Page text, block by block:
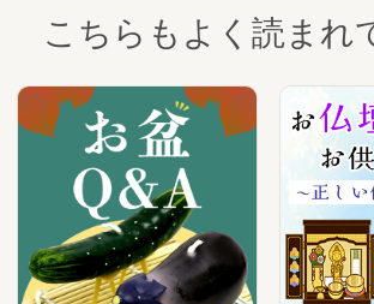
こちらもよく読まれ